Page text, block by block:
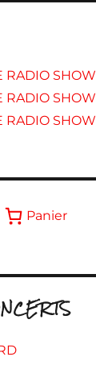
RADIO
RADIO
RADIO
Panier